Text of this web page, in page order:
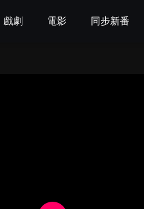
戲劇 電影 同步新番